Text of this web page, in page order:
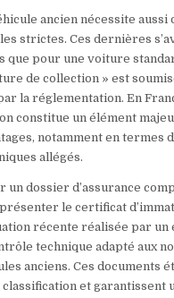
ancien nécessite aussi
strictes. Ces dernières
que pour une voiture
de collection » est
la réglementation. En
constitue un élément
notamment en termes
allégés.
un dossier d’assurance
le certificat
récente réalisée par un
technique adapté aux
anciens. Ces documents
et garantissent